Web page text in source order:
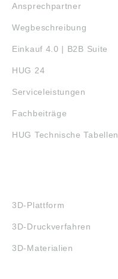
Ansprechpartner
Wegbeschreibung
Einkauf 4.0 | B2B Suite
HUG 24
Serviceleistungen
Fachbeiträge
HUG Technische Tabellen
3D-Plattform
3D-Druckverfahren
3D-Materialien